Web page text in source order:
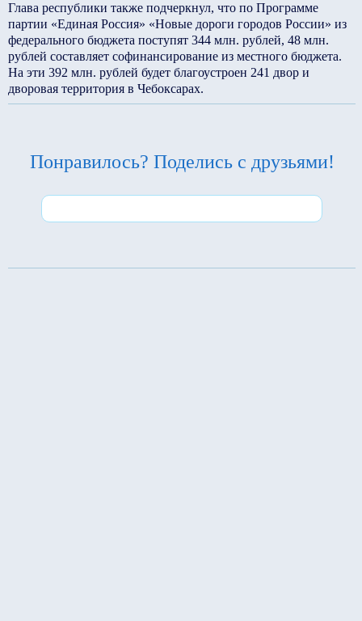
Глава республики также подчеркнул, что по Программе
партии «Единая Россия» «Новые дороги городов России» из
федерального бюджета поступят 344 млн. рублей, 48 млн.
рублей составляет софинансирование из местного бюджета.
На эти 392 млн. рублей будет благоустроен 241 двор и
дворовая территория в Чебоксарах.
Понравилось? Поделись с друзьями!